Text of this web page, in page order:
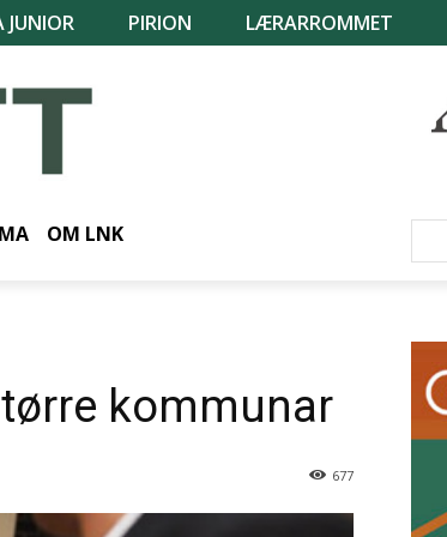
JUNIOR PIRION LÆRARROMMET
OM LNK
kommunar
677